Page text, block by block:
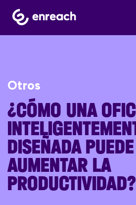
Otros
¿CÓMO UNA
DISEÑADA PUEDE
AUMENTAR LA
PRODUCTIVIDAD?